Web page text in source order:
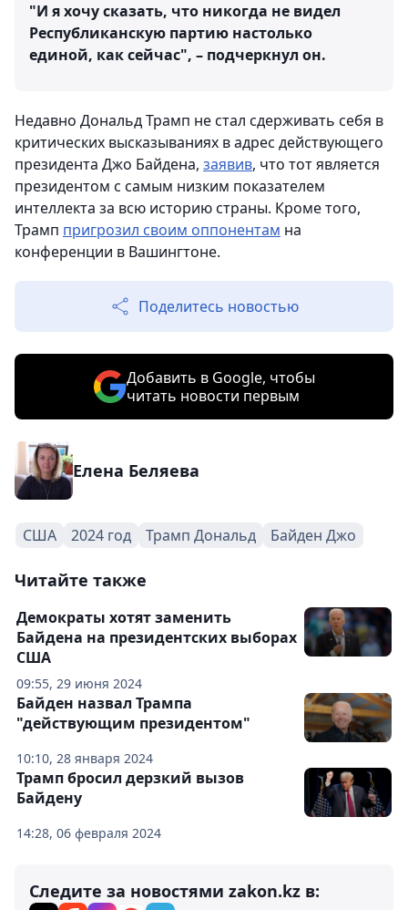
"И я хочу сказать, что никогда не видел
Республиканскую партию настолько
единой, как сейчас", – подчеркнул он.
Недавно Дональд Трамп не стал сдерживать себя в
критических высказываниях в адрес действующего
президента Джо Байдена, заявив, что тот является
президентом с самым низким показателем
интеллекта за всю историю страны. Кроме того,
Трамп пригрозил своим оппонентам на
конференции в Вашингтоне.
Поделитесь новостью
Добавить в Google, чтобы
читать новости первым
Елена Беляева
США 2024 год Трамп Дональд Байден Джо
Читайте также
09:55, 29 июня 2024
Демократы хотят заменить
Байдена на президентских выборах
США
10:10, 28 января 2024
Байден назвал Трампа
"действующим президентом"
14:28, 06 февраля 2024
Трамп бросил дерзкий вызов
Байдену
Следите за новостями zakon.kz в: